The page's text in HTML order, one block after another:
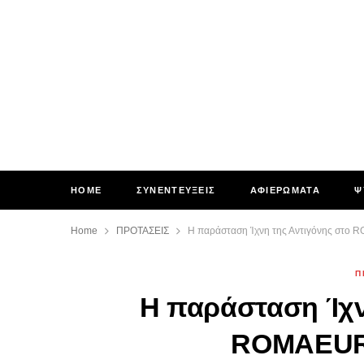
HOME ΣΥΝΕΝΤΕΥΞΕΙΣ ΑΦΙΕΡΩΜΑΤΑ
Home ΠΡΟΤΑΣΕΙΣ Η παράσταση Ίχνη της Αντιγόνης στο
Η παράσταση